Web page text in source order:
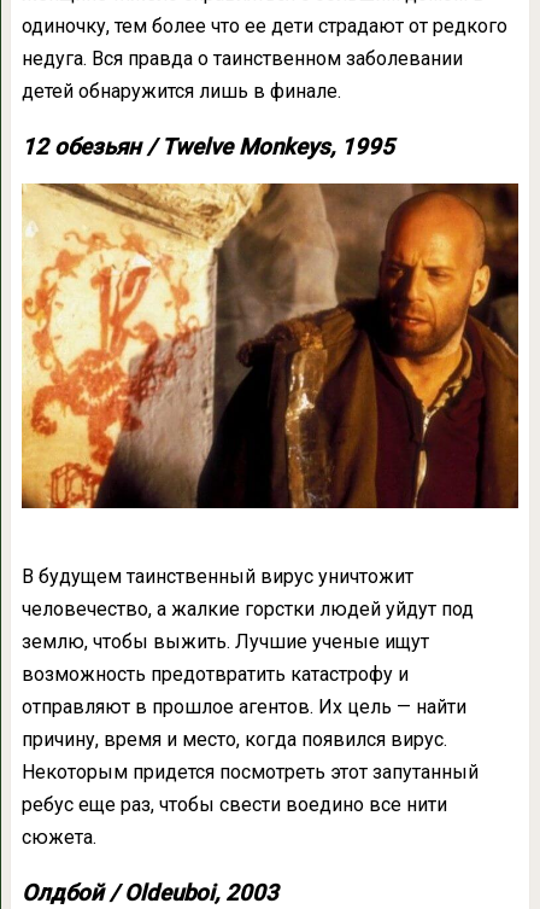
одиночку, тем более что ее дети страдают от редкого
недуга. Вся правда о таинственном заболевании
детей обнаружится лишь в финале.
12 обезьян / Twelve Monkeys, 1995
В будущем таинственный вирус уничтожит
человечество, а жалкие горстки людей уйдут под
землю, чтобы выжить. Лучшие ученые ищут
возможность предотвратить катастрофу и
отправляют в прошлое агентов. Их цель — найти
причину, время и место, когда появился вирус.
Некоторым придется посмотреть этот запутанный
ребус еще раз, чтобы свести воедино все нити
сюжета.
Олдбой / Oldeuboi, 2003